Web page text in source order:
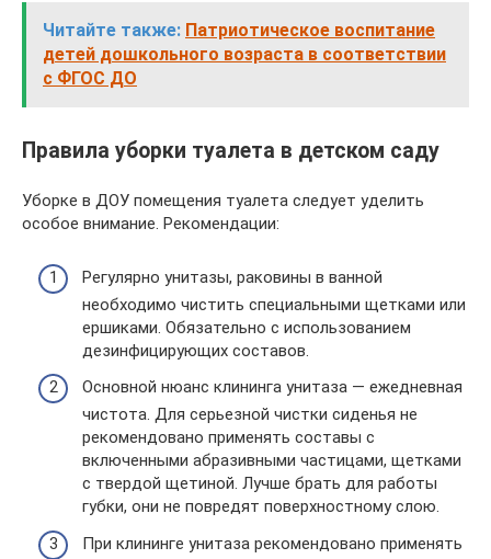
Читайте также: Патриотическое воспитание
детей дошкольного возраста в соответствии
с ФГОС ДО
Правила уборки туалета в детском саду
Уборке в ДОУ помещения туалета следует уделить
особое внимание. Рекомендации:
Регулярно унитазы, раковины в ванной
необходимо чистить специальными щетками или
ершиками. Обязательно с использованием
дезинфицирующих составов.
Основной нюанс клининга унитаза — ежедневная
чистота. Для серьезной чистки сиденья не
рекомендовано применять составы с
включенными абразивными частицами, щетками
с твердой щетиной. Лучше брать для работы
губки, они не повредят поверхностному слою.
При клининге унитаза рекомендовано применять